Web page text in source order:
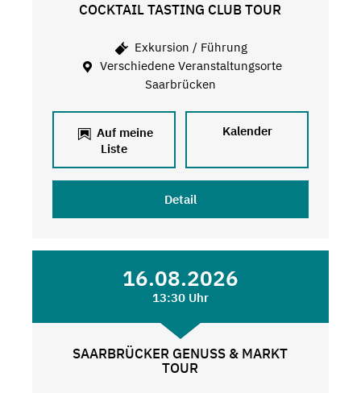
COCKTAIL TASTING CLUB TOUR
Exkursion / Führung
Verschiedene Veranstaltungsorte
Saarbrücken
Auf meine
Liste
Kalender
Detail
16.08.2026
13:30 Uhr
SAARBRÜCKER GENUSS & MARKT
TOUR